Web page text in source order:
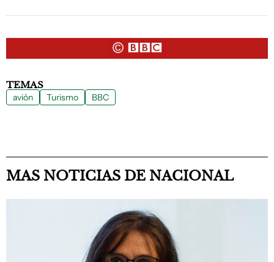
TEMAS
avión Turismo BBC
MAS NOTICIAS DE NACIONAL